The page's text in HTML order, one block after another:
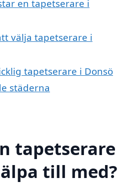
en tapetserare i
välja tapetserare i
tapetserare i Donsö
städerna
tapetserare
till med?